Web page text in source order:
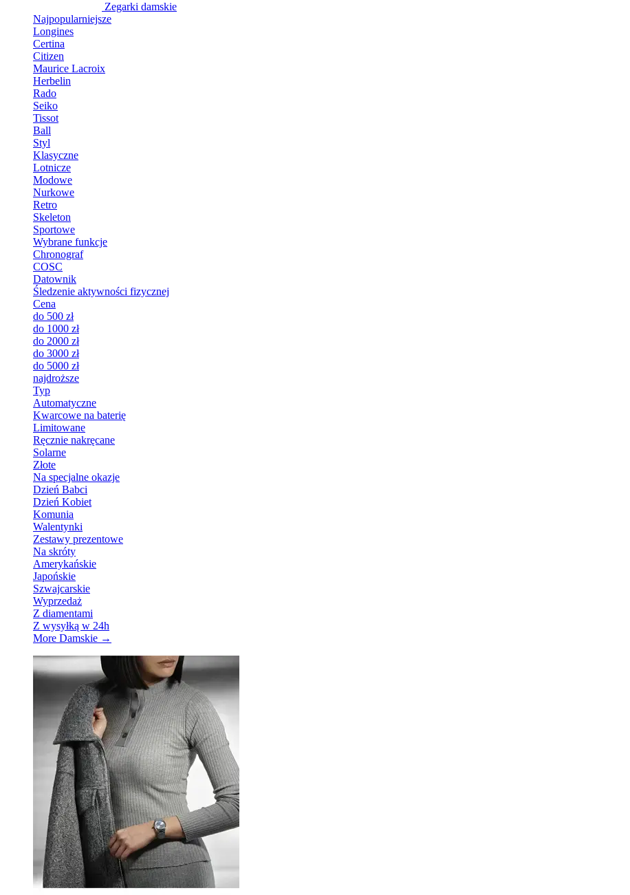
Zegarki damskie
Najpopularniejsze
Longines
Certina
Citizen
Maurice Lacroix
Herbelin
Rado
Seiko
Tissot
Ball
Styl
Klasyczne
Lotnicze
Modowe
Nurkowe
Retro
Skeleton
Sportowe
Wybrane funkcje
Chronograf
COSC
Datownik
Śledzenie aktywności fizycznej
Cena
do 500 zł
do 1000 zł
do 2000 zł
do 3000 zł
do 5000 zł
najdroższe
Typ
Automatyczne
Kwarcowe na baterię
Limitowane
Ręcznie nakręcane
Solarne
Złote
Na specjalne okazje
Dzień Babci
Dzień Kobiet
Komunia
Walentynki
Zestawy prezentowe
Na skróty
Amerykańskie
Japońskie
Szwajcarskie
Wyprzedaż
Z diamentami
Z wysyłką w 24h
More Damskie →